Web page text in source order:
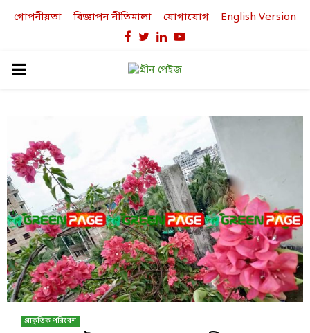
গোপনীয়তা বিজ্ঞাপন নীতিমালা যোগাযোগ English Version
Facebook
TwitterLinkedinYoutube
PRIMARY
প্রাকৃতিক পরিবেশ